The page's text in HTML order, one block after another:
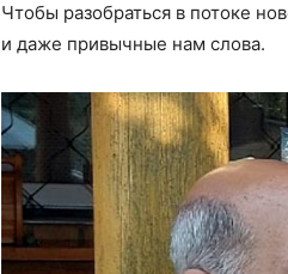
Чтобы разобраться в потоке
и даже привычные нам слова.